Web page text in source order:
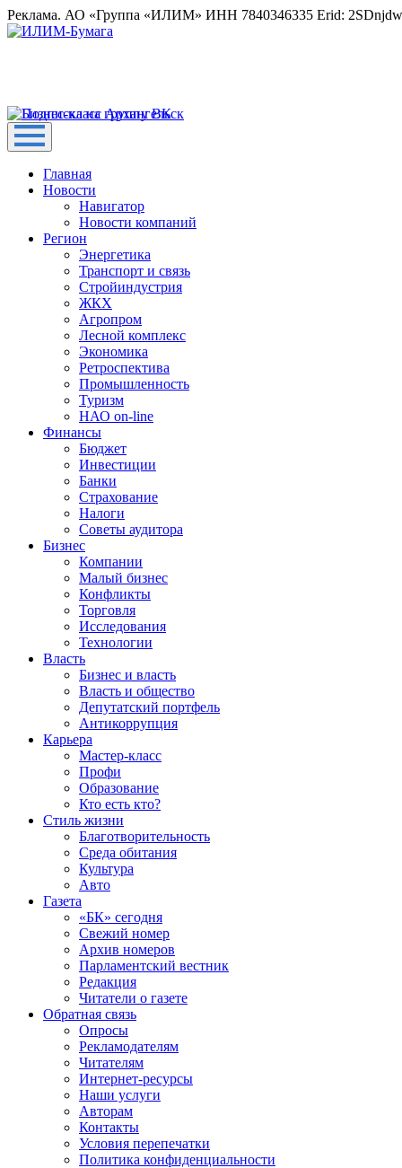
Реклама. АО «Группа «ИЛИМ» ИНН 7840346335 Erid:
Главная
Новости
Навигатор
Новости компаний
Регион
Энергетика
Транспорт и связь
Стройиндустрия
ЖКХ
Агропром
Лесной комплекс
Экономика
Ретроспектива
Промышленность
Туризм
НАО on-line
Финансы
Бюджет
Инвестиции
Банки
Страхование
Налоги
Советы аудитора
Бизнес
Компании
Малый бизнес
Конфликты
Торговля
Исследования
Технологии
Власть
Бизнес и власть
Власть и общество
Депутатский портфель
Антикоррупция
Карьера
Мастер-класс
Профи
Образование
Кто есть кто?
Стиль жизни
Благотворительность
Среда обитания
Культура
Авто
Газета
«БК» сегодня
Свежий номер
Архив номеров
Парламентский вестник
Редакция
Читатели о газете
Обратная связь
Опросы
Рекламодателям
Читателям
Интернет-ресурсы
Наши услуги
Авторам
Контакты
Условия перепечатки
Политика конфиденциальности